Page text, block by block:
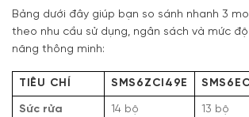
Bảng dưới đây giúp bạn so sánh nhanh 3
theo nhu cầu sử dụng, ngân sách và mức
năng thông minh:
TIÊU CHÍ SMS6ZCI49E
Sức rửa 14 bộ 13 bộ